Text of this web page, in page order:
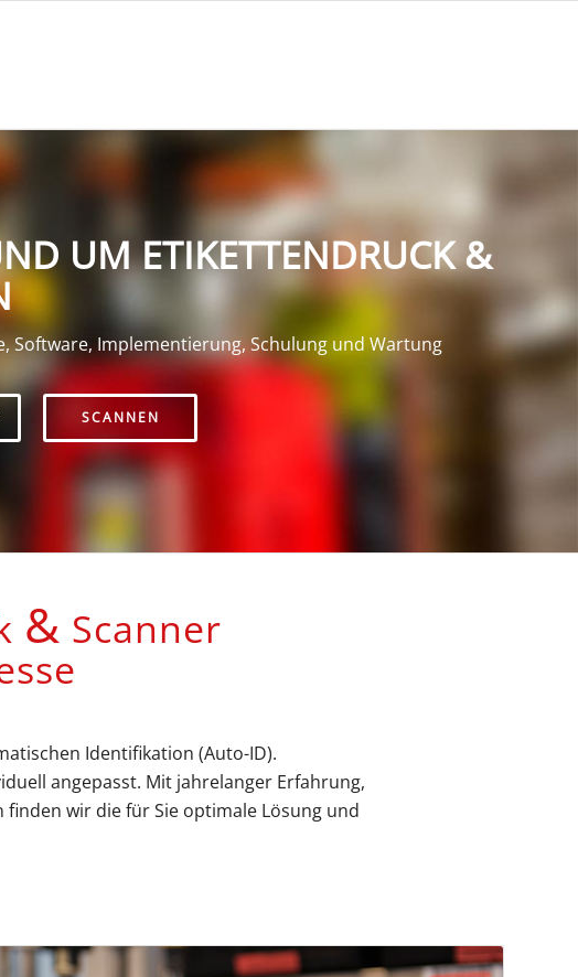
UM ETIKETTENDRUCK &
Software, Implementierung, Schulung und Wartung
SCANNEN
& Scanner
Identifikation (Auto-ID).
angepasst. Mit jahrelanger Erfahrung,
wir die für Sie optimale Lösung und